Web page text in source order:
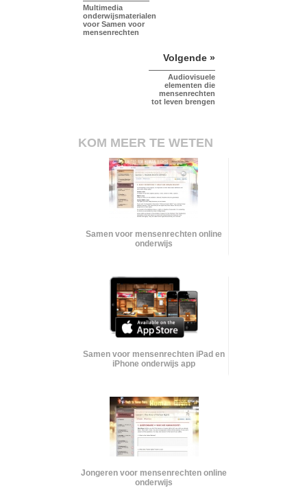
Multimedia
onderwijsmaterialen
voor Samen voor
mensenrechten
Volgende »
Audiovisuele
elementen die
mensenrechten
tot leven brengen
KOM MEER TE WETEN
Samen voor mensenrechten online
onderwijs
Samen voor mensenrechten iPad en
iPhone onderwijs app
Jongeren voor mensenrechten online
onderwijs